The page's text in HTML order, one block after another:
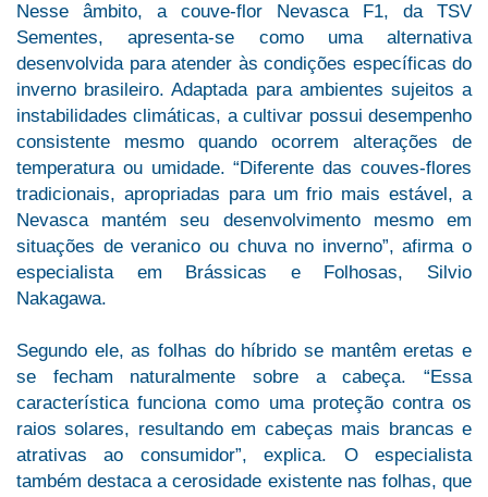
Nesse âmbito, a couve-flor Nevasca F1, da TSV
Sementes, apresenta-se como uma alternativa
desenvolvida para atender às condições específicas do
inverno brasileiro. Adaptada para ambientes sujeitos a
instabilidades climáticas, a cultivar possui desempenho
consistente mesmo quando ocorrem alterações de
temperatura ou umidade. “Diferente das couves-flores
tradicionais, apropriadas para um frio mais estável, a
Nevasca mantém seu desenvolvimento mesmo em
situações de veranico ou chuva no inverno”, afirma o
especialista em Brássicas e Folhosas, Silvio
Nakagawa.
Segundo ele, as folhas do híbrido se mantêm eretas e
se fecham naturalmente sobre a cabeça. “Essa
característica funciona como uma proteção contra os
raios solares, resultando em cabeças mais brancas e
atrativas ao consumidor”, explica. O especialista
também destaca a cerosidade existente nas folhas, que